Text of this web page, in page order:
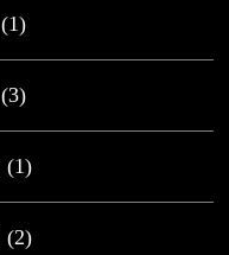
(1)
(3)
(1)
(2)